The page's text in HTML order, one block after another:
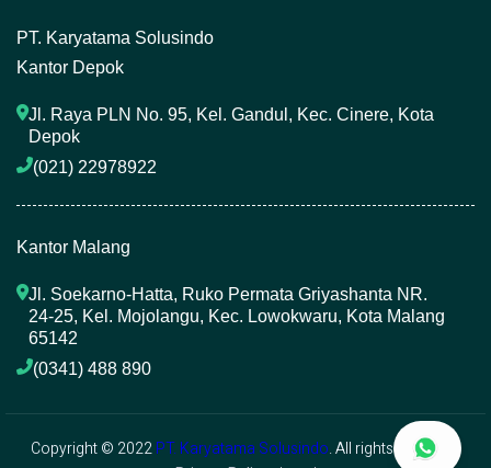
PT. Karyatama Solusindo
Kantor Depok
Jl. Raya PLN No. 95, Kel. Gandul, Kec. Cinere, Kota
Depok
(021) 22978922
Kantor Malang
Jl. Soekarno-Hatta, Ruko Permata Griyashanta NR.
24-25, Kel. Mojolangu, Kec. Lowokwaru, Kota Malang
65142
(0341) 488 890
Copyright © 2022PT. Karyatama Solusindo. All rights reserved.